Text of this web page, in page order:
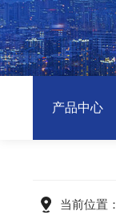
产品中心
当前位置：